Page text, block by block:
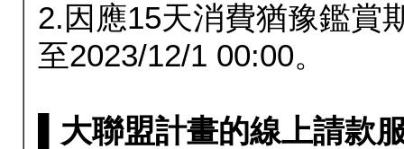
2.因應15天消費猶豫鑑賞
至2023/12/1 00:00。
▌大聯盟計畫的線上請款